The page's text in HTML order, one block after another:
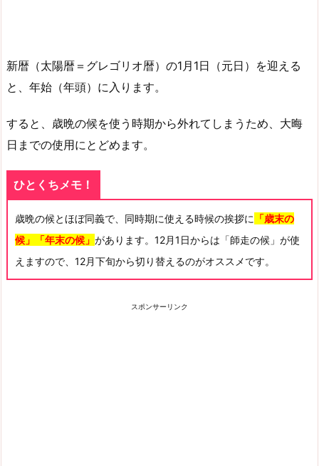
新暦（太陽暦＝グレゴリオ暦）の1月1日（元日）を迎える
と、年始（年頭）に入ります。
すると、歳晩の候を使う時期から外れてしまうため、大晦
日までの使用にとどめます。
ひとくちメモ！
歳晩の候とほぼ同義で、同時期に使える時候の挨拶に 「歳末の
候」「年末の候」 があります。12月1日からは「師走の候」が使
えますので、12月下旬から切り替えるのがオススメです。
スポンサーリンク